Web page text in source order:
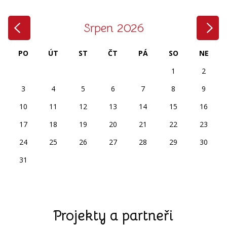
Srpen 2026
PO ÚT ST ČT PÁ SO
NE
1
2
3
4 5 6 7 8
9
10
11 12 13 14 15
16
17
18 19 20 21 22
23
24
25 26 27 28 29
30
31
Projekty a partneři